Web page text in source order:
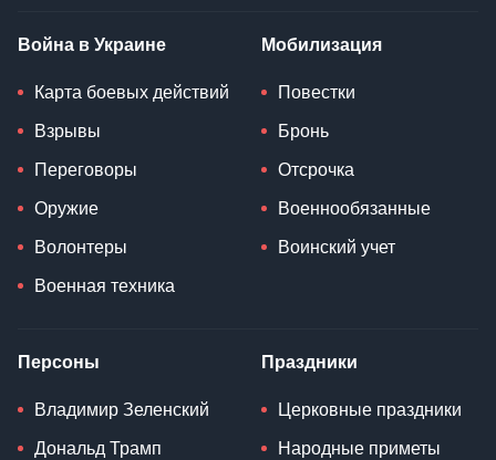
Война в Украине
Карта боевых действий
Взрывы
Переговоры
Оружие
Волонтеры
Военная техника
Мобилизация
Повестки
Бронь
Отсрочка
Военнообязанные
Воинский учет
Персоны
Владимир Зеленский
Дональд Трамп
Праздники
Церковные праздники
Народные приметы